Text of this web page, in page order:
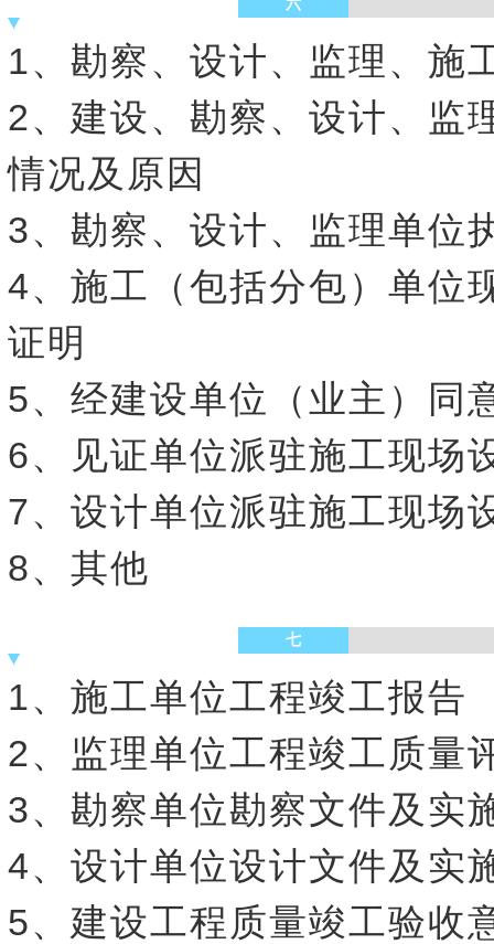
1、勘察、设计、监理、施
2、建设、勘察、设计、监
情况及原因
3、勘察、设计、监理单位
4、施工（包括分包）单位
证明
5、经建设单位（业主）同
6、见证单位派驻施工现场
7、设计单位派驻施工现场
8、其他
七
1、施工单位工程竣工报告
2、监理单位工程竣工质量
3、勘察单位勘察文件及实
4、设计单位设计文件及实
5、建设工程质量竣工验收